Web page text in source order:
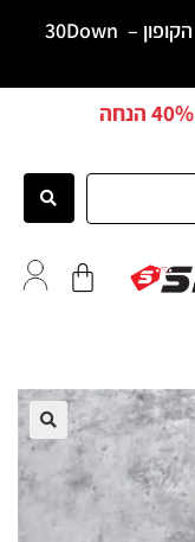
30Down
40% הנחה
🔍